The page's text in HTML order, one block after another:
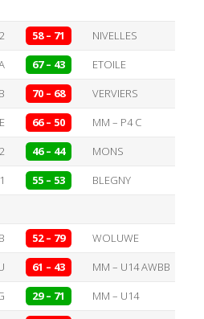
58 – 71
NIVELLES
67 – 43
ETOILE
70 – 68
VERVIERS
66 – 50
MM – P4 C
46 – 44
MONS
55 – 53
BLEGNY
52 – 79
WOLUWE
61 – 43
MM – U14 AWBB
29 – 71
MM – U14